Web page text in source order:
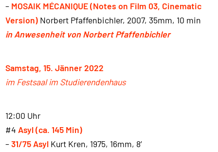
– MOSAIK MÉCANIQUE (Notes on Film 03, Cinematic
Version) Norbert Pfaffenbichler, 2007, 35mm, 10 min
in Anwesenheit von Norbert Pfaffenbichler
Samstag, 15. Jänner 2022
im Festsaal im Studierendenhaus
12:00 Uhr
#4 Asyl (ca. 145 Min)
–31/75 Asyl Kurt Kren, 1975, 16mm, 8′